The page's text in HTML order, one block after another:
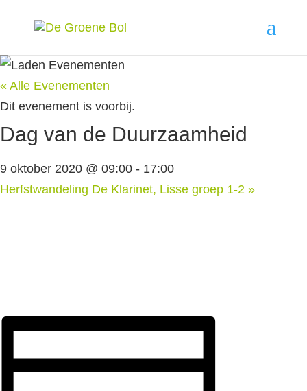
« Alle Evenementen
Dit evenement is voorbij.
Dag van de Duurzaamheid
9 oktober 2020 @ 09:00 - 17:00
Herfstwandeling De Klarinet, Lisse groep 1-2 »